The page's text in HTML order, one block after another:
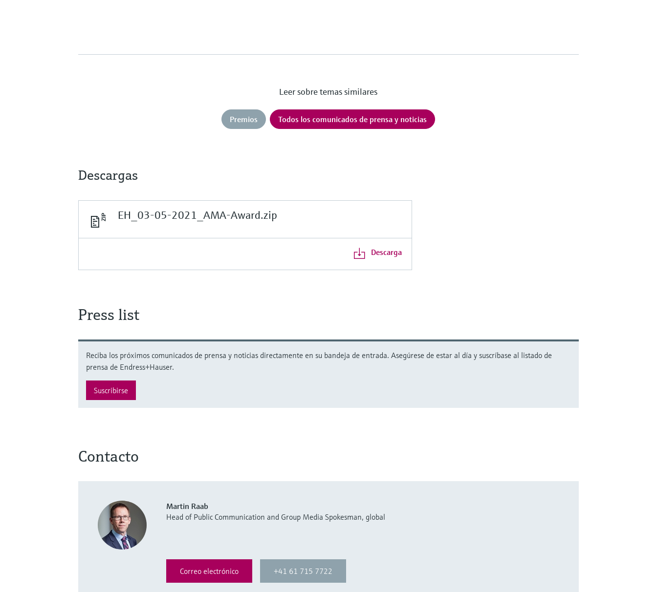
Leer sobre temas similares
Premios Todos los comunicados de prensa y noticias
Descargas
EH_03-05-2021_AMA-Award.zip
Descarga
Press list
Reciba los próximos comunicados de prensa y noticias directamente en su bandeja de entrada. Asegúrese de estar al día y suscríbase al listado de
prensa de Endress+Hauser.
Suscribirse
Contacto
Martin Raab
Head of Public Communication and Group Media Spokesman, global
Correo electrónico +41 61 715 7722